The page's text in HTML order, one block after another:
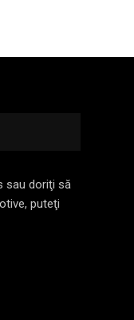
sau doriţi să
puteţi